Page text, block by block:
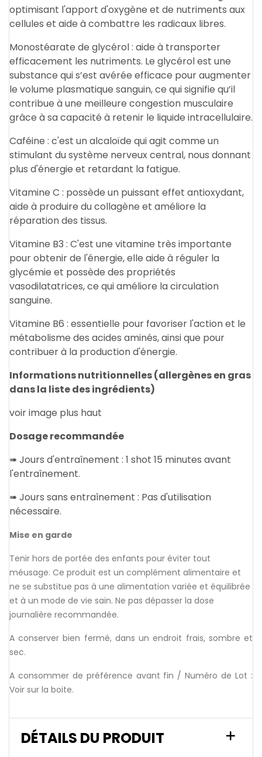
optimisant l'apport d'oxygène et de nutriments aux
cellules et aide à combattre les radicaux libres.
Monostéarate de glycérol : aide à transporter
efficacement les nutriments. Le glycérol est une
substance qui s’est avérée efficace pour augmenter
le volume plasmatique sanguin, ce qui signifie qu’il
contribue à une meilleure congestion musculaire
grâce à sa capacité à retenir le liquide intracellulaire.
Caféine : c'est un alcaloïde qui agit comme un
stimulant du système nerveux central, nous donnant
plus d'énergie et retardant la fatigue.
Vitamine C : possède un puissant effet antioxydant,
aide à produire du collagène et améliore la
réparation des tissus.
Vitamine B3 : C'est une vitamine très importante
pour obtenir de l'énergie, elle aide à réguler la
glycémie et possède des propriétés
vasodilatatrices, ce qui améliore la circulation
sanguine.
Vitamine B6 : essentielle pour favoriser l'action et le
métabolisme des acides aminés, ainsi que pour
contribuer à la production d'énergie.
Informations nutritionnelles (allergènes en gras
dans la liste des ingrédients)
voir image plus haut
Dosage recommandée
➠ Jours d'entraînement : 1 shot 15 minutes avant
l'entraînement.
➠ Jours sans entraînement : Pas d'utilisation
nécessaire.
Mise en garde
Tenir hors de portée des enfants pour éviter tout
méusage. Ce produit est un complément alimentaire et
ne se substitue pas à une alimentation variée et équilibrée
et à un mode de vie sain. Ne pas dépasser la dose
journalière recommandée.
A conserver bien fermé, dans un endroit frais, sombre et
sec.
A consommer de préférence avant fin / Numéro de Lot :
Voir sur la boite.
DÉTAILS DU PRODUIT